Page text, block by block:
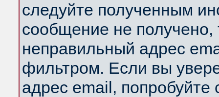
следуйте полученным
сообщение не получено,
неправильный адрес
фильтром. Если вы
адрес email, попробуйте